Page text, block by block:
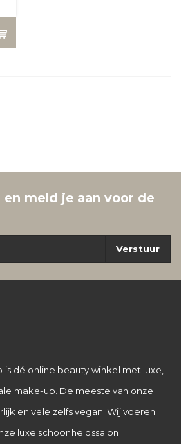
meld je aan voor de
Verstuur
dé online beauty winkel met luxe,
make-up. De meeste van onze
en vele zelfs vegan. Wij voeren
luxe schoonheidssalon.